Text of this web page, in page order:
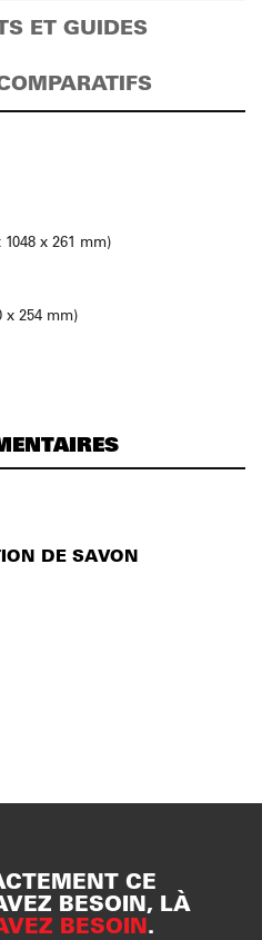
ET GUIDES
1048 x 261 mm)
x 254 mm)
DE SAVON
CE
BESOIN, LÀ
BESOIN.